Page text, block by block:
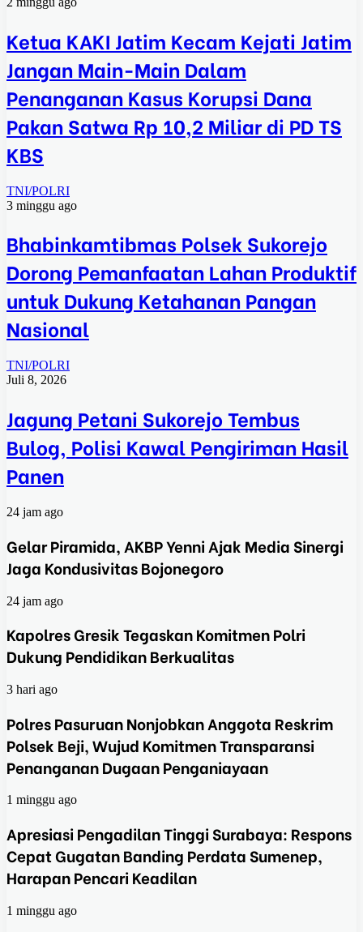
Ketua KAKI Jatim Kecam Kejati Jatim
Jangan Main-Main Dalam
Penanganan Kasus Korupsi Dana
Pakan Satwa Rp 10,2 Miliar di PD TS
KBS
TNI/POLRI
3 minggu ago
Bhabinkamtibmas Polsek Sukorejo
Dorong Pemanfaatan Lahan Produktif
untuk Dukung Ketahanan Pangan
Nasional
TNI/POLRI
Juli 8, 2026
Jagung Petani Sukorejo Tembus
Bulog, Polisi Kawal Pengiriman Hasil
Panen
24 jam ago
Gelar Piramida, AKBP Yenni Ajak Media Sinergi
Jaga Kondusivitas Bojonegoro
24 jam ago
Kapolres Gresik Tegaskan Komitmen Polri
Dukung Pendidikan Berkualitas
3 hari ago
Polres Pasuruan Nonjobkan Anggota Reskrim
Polsek Beji, Wujud Komitmen Transparansi
Penanganan Dugaan Penganiayaan
1 minggu ago
Apresiasi Pengadilan Tinggi Surabaya: Respons
Cepat Gugatan Banding Perdata Sumenep,
Harapan Pencari Keadilan
1 minggu ago